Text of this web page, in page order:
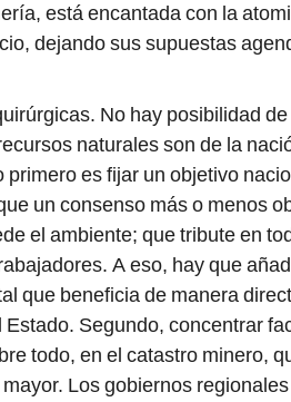
está encantada con la
dejando sus supuestas
No hay posibilidad
naturales son de la
es fijar un objetivo
un consenso más o menos
el ambiente; que tribute en
A eso, hay que
que beneficia de manera
Segundo, concentrar
todo, en el catastro minero,
Los gobiernos